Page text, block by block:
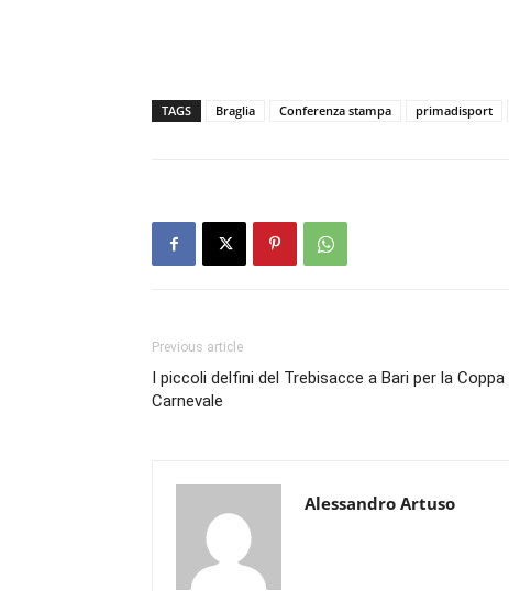
TAGS Braglia Conferenza stampa primadisport
Previous article
I piccoli delfini del Trebisacce a Bari per la Coppa
Carnevale
Alessandro Artuso